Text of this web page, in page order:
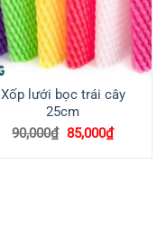
Xốp lưới bọc trái cây
25cm
90,000₫ Giá
là:
85,000₫Giá
hiện
tại